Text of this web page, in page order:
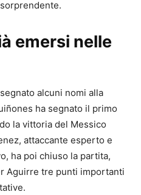
emersi nelle
alcuni nomi alla
ha segnato il primo
la vittoria del Messico
attaccante esperto e
ha poi chiuso la partita,
Aguirre tre punti importanti